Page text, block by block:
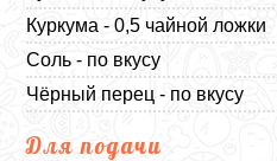
Куркума - 0,5 чайной ложки
Соль - по вкусу
Чёрный перец - по вкусу
Для подачи